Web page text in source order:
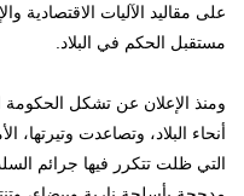
على مقاليد الآليات الاقتصادية
مستقبل الحكم في البلاد.
ومنذ الإعلان عن تشكل الحكومة
أنحاء البلاد، وتصاعدت
التي ظلت تتكرر فيها جرائم